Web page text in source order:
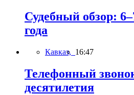
Судебный обзор:
года
Кавказ, 16:47
Телефонный
десятилетия